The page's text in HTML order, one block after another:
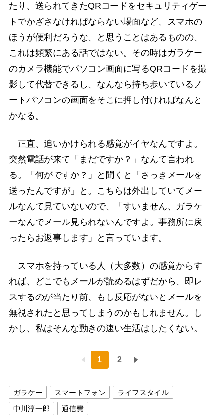
たり、送られてきたQRコードをセキュリティゲー
トでかざさなければならない場面など、スマホの
ほうが便利だろうな、と思うことはあるものの、
これは頻繁にある話ではない。その時はガラケー
のカメラ機能でパソコン画面に写るQRコードを撮
影して代替できるし、なんなら持ち歩いているノ
ートパソコンの画面をそこに押し付ければなんと
かなる。
正直、追いかけられる感覚がイヤなんですよ。
突然電話が来て「まだですか？」なんて言われ
る。「何がですか？」と聞くと「さっきメールを
送ったんですが」と。こちらは外出していてメー
ルなんて見ていないので、「すいません、ガラケ
ーなんでメール見られないんですよ。事務所に戻
ったらお返事します」と言っています。
スマホを持っている人（大多数）の感覚からす
れば、どこでもメールが読めるはずだから、即レ
スするのが当たり前、もし反応がないとメールを
無視されたと思ってしまうのかもしれません。し
かし、私はそんな動きの速い生活はしたくない。
1 2
ガラケー スマートフォン
ライフスタイル
中川淳一郎
通信費